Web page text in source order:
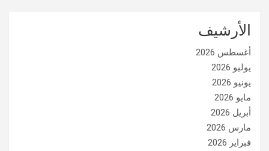
الأرشيف
أغسطس 2026
يوليو 2026
يونيو 2026
مايو 2026
أبريل 2026
مارس 2026
فبراير 2026